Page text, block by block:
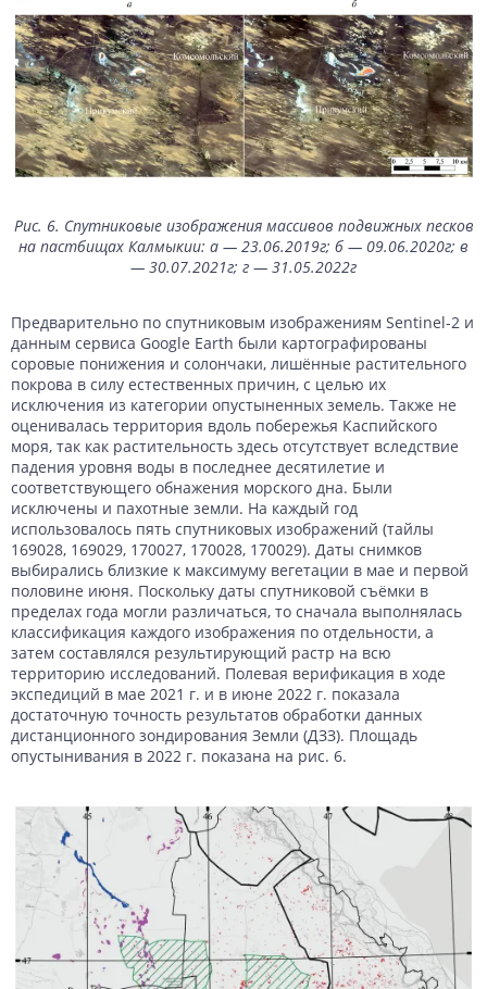
Рис. 6. Спутниковые изображения массивов подвижных песков
на пастбищах Калмыкии: а — 23.06.2019г; б — 09.06.2020г; в
— 30.07.2021г; г — 31.05.2022г
Предварительно по спутниковым изображениям Sentinel-2 и
данным сервиса Google Earth были картографированы
соровые понижения и солончаки, лишённые растительного
покрова в силу естественных причин, с целью их
исключения из категории опустыненных земель. Также не
оценивалась территория вдоль побережья Каспийского
моря, так как растительность здесь отсутствует вследствие
падения уровня воды в последнее десятилетие и
соответствующего обнажения морского дна. Были
исключены и пахотные земли. На каждый год
использовалось пять спутниковых изображений (тайлы
169028, 169029, 170027, 170028, 170029). Даты снимков
выбирались близкие к максимуму вегетации в мае и первой
половине июня. Поскольку даты спутниковой съёмки в
пределах года могли различаться, то сначала выполнялась
классификация каждого изображения по отдельности, а
затем составлялся результирующий растр на всю
территорию исследований. Полевая верификация в ходе
экспедиций в мае 2021 г. и в июне 2022 г. показала
достаточную точность результатов обработки данных
дистанционного зондирования Земли (ДЗЗ). Площадь
опустынивания в 2022 г. показана на рис. 6.